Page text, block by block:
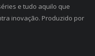
e tudo aquilo que
inovação. Produzido por